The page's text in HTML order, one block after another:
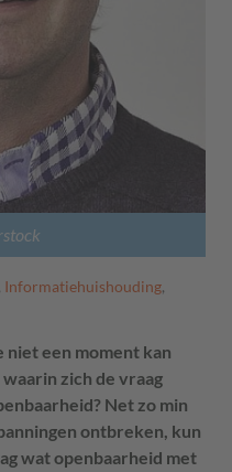
Informatiehuishouding,
niet een moment kan
zich de vraag
Net zo min
ontbreken, kun
wat openbaarheid met